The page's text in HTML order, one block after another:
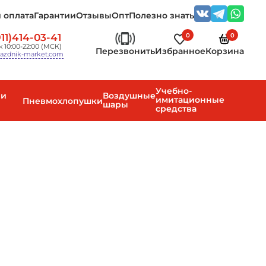
оплатаГарантииОтзывыОптПолезно знать
03-41
10:00-22:00 (МСК)
market.com
Перезвонить
0
Избранное
0
Корзина
ПневмохлопушкиВоздушные
шары
Учебно-
имитационные
средства